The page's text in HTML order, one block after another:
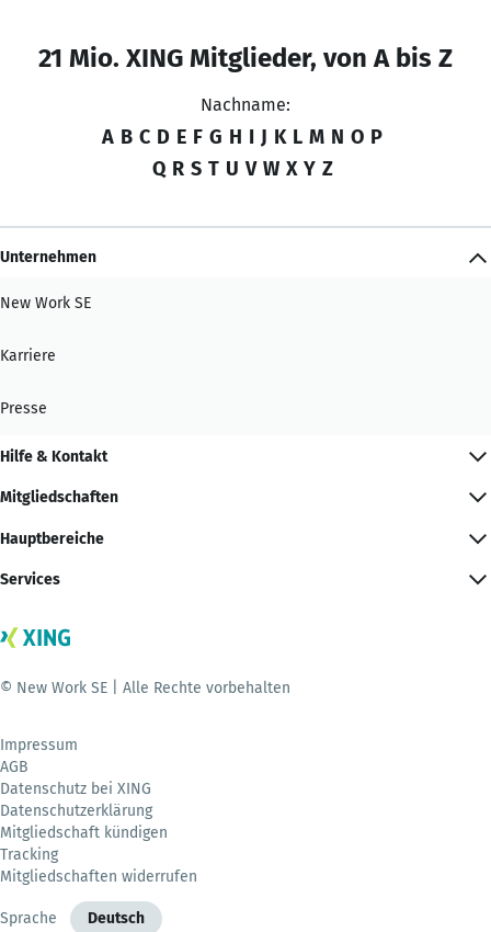
21 Mio. XING Mitglieder, von A bis Z
Nachname:
A B C D E F G H I J K L M N O P
Q R S T U V W X Y Z
Unternehmen
New Work SE
Karriere
Presse
Hilfe & Kontakt
Mitgliedschaften
Hauptbereiche
Services
© New Work SE | Alle Rechte vorbehalten
Impressum
AGB
Datenschutz bei XING
Datenschutzerklärung
Mitgliedschaft kündigen
Tracking
Mitgliedschaften widerrufen
Sprache Deutsch